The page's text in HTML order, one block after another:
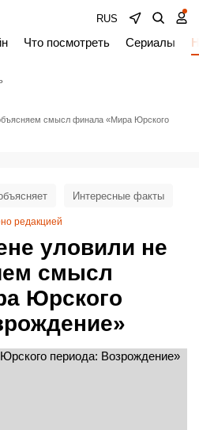
RUS
Что посмотреть Сериалы
смысл финала «Мира Юрского
уловили не
смысл
Юрского
Интересные факты
редакцией